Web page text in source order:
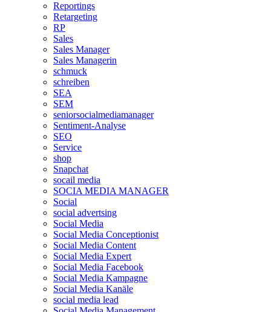
Reportings
Retargeting
RP
Sales
Sales Manager
Sales Managerin
schmuck
schreiben
SEA
SEM
seniorsocialmediamanager
Sentiment-Analyse
SEO
Service
shop
Snapchat
socail media
SOCIA MEDIA MANAGER
Social
social advertsing
Social Media
Social Media Conceptionist
Social Media Content
Social Media Expert
Social Media Facebook
Social Media Kampagne
Social Media Kanäle
social media lead